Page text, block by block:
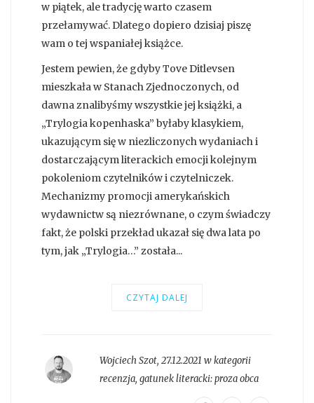
w piątek, ale tradycję warto czasem
przełamywać. Dlatego dopiero dzisiaj piszę
wam o tej wspaniałej książce.
Jestem pewien, że gdyby Tove Ditlevsen
mieszkała w Stanach Zjednoczonych, od
dawna znalibyśmy wszystkie jej książki, a
„Trylogia kopenhaska” byłaby klasykiem,
ukazującym się w niezliczonych wydaniach i
dostarczającym literackich emocji kolejnym
pokoleniom czytelników i czytelniczek.
Mechanizmy promocji amerykańskich
wydawnictw są niezrównane, o czym świadczy
fakt, że polski przekład ukazał się dwa lata po
tym, jak „Trylogia…” została...
CZYTAJ DALEJ
Wojciech Szot, 27.12.2021 w kategorii
recenzja, gatunek literacki:proza obca